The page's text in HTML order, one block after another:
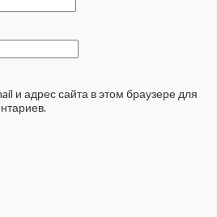
и адрес сайта в этом браузере для